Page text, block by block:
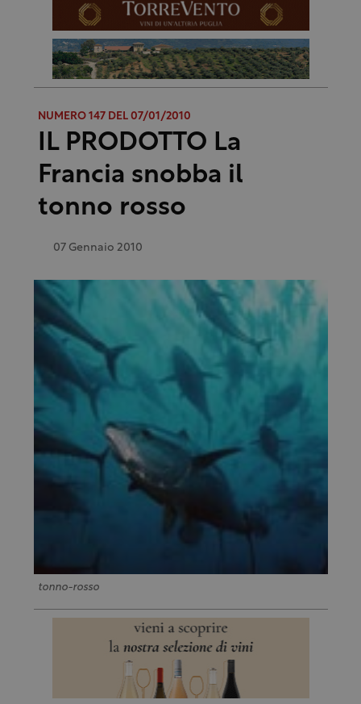
NUMERO 147 DEL 07/01/2010
IL PRODOTTO La
Francia snobba il
tonno rosso
07 Gennaio 2010
tonno-rosso